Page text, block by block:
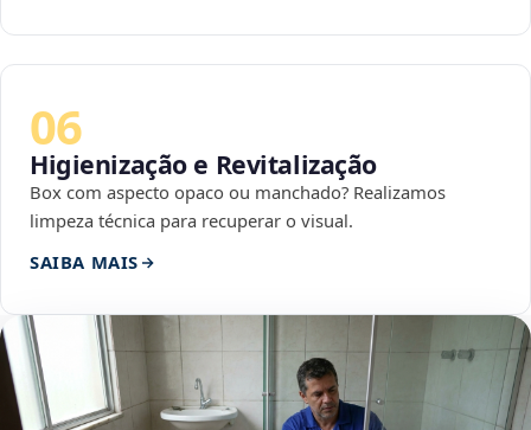
06
Higienização e Revitalização
Box com aspecto opaco ou manchado? Realizamos
limpeza técnica para recuperar o visual.
SAIBA MAIS